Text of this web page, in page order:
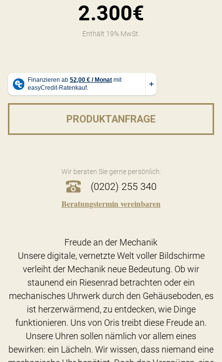
2.300€
Enthält 19% MwSt.
PRODUKTANFRAGE
Wir beraten Sie gerne persönlich:
(0202) 255 340
Beratungstermin vereinbaren
Freude an der Mechanik
Unsere digitale, vernetzte Welt voller Bildschirme
verleiht der Mechanik neue Bedeutung. Ob wir
staunend ein Riesenrad betrachten oder ein
mechanisches Uhrwerk durch den Gehäuseboden, es
ist herzerwärmend, zu entdecken, wie Dinge
funktionieren. Uns von Oris treibt diese Freude an.
Unsere Uhren sollen nämlich vor allem eines
bewirken: ein Lächeln. Wir wissen, dass niemand eine